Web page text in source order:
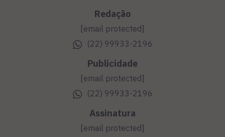
Redação
[email protected]
(22) 99933-2196
Publicidade
[email protected]
(22) 99933-2196
Assinatura
[email protected]